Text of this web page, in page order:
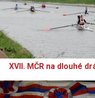
XVII. MČR na dlouhé